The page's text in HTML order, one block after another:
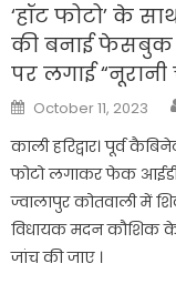
‘हॉट फोटो’ के
की बनाई फेसबुक
पर लगाई
Posted
on
October 11, 2023
काली हरिद्वार। पूर्व
फोटो लगाकर फेक
ज्वालापुर कोतवाली में
विधायक मदन कौशिक
जांच की जाए ।